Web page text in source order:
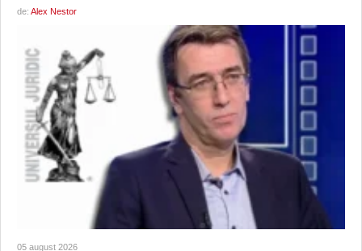
de: Alex Nestor
05 august 2026